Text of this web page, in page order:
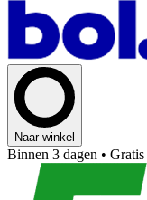
Naar winkel
Binnen 3 dagen •